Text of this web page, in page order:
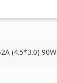
(4.5*3.0) 90W